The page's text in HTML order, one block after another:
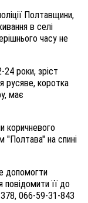
Полтавщини,
в селі
часу не
24 роки, зріст
русяве, коротка
має
коричневого
"Полтава" на спині
допомогти
повідомити її до
066-59-31-843